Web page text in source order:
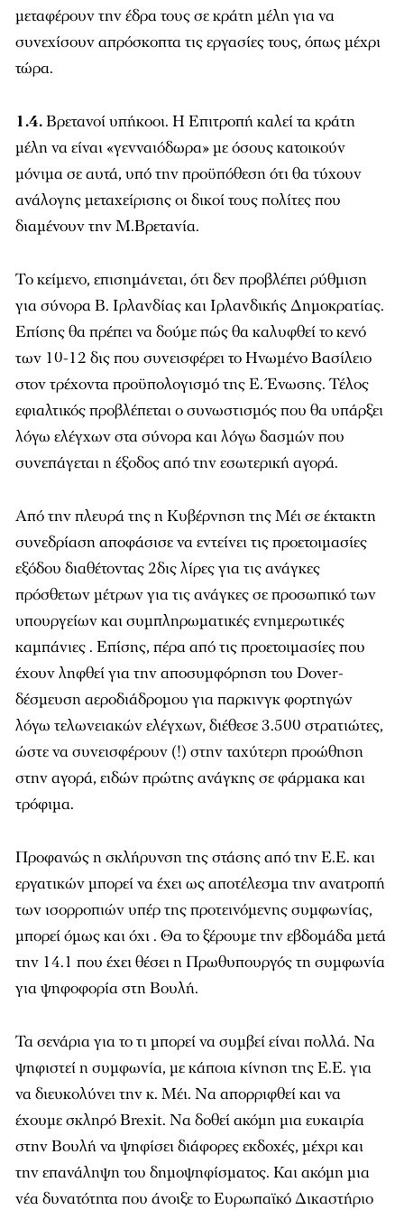
μεταφέρουν την έδρα τους σε κράτη μέλη για να
συνεχίσουν απρόσκοπτα τις εργασίες τους, όπως μέχρι
τώρα.
1.4.Βρετανοί υπήκοοι. Η Επιτροπή καλεί τα κράτη
μέλη να είναι «γενναιόδωρα» με όσους κατοικούν
μόνιμα σε αυτά, υπό την προϋπόθεση ότι θα τύχουν
ανάλογης μεταχείρισης οι δικοί τους πολίτες που
διαμένουν την Μ.Βρετανία.
Το κείμενο, επισημάνεται, ότι δεν προβλέπει ρύθμιση
για σύνορα Β. Ιρλανδίας και Ιρλανδικής Δημοκρατίας.
Επίσης θα πρέπει να δούμε πώς θα καλυφθεί το κενό
των 10-12 δις που συνεισφέρει το Ηνωμένο Βασίλειο
στον τρέχοντα προϋπολογισμό της Ε. Ένωσης. Τέλος
εφιαλτικός προβλέπεται ο συνωστισμός που θα υπάρξει
λόγω ελέγχων στα σύνορα και λόγω δασμών που
συνεπάγεται η έξοδος από την εσωτερική αγορά.
Από την πλευρά της η Κυβέρνηση της Μέι σε έκτακτη
συνεδρίαση αποφάσισε να εντείνει τις προετοιμασίες
εξόδου διαθέτοντας 2δις λίρες για τις ανάγκες
πρόσθετων μέτρων για τις ανάγκες σε προσωπικό των
υπουργείων και συμπληρωματικές ενημερωτικές
καμπάνιες . Επίσης, πέρα από τις προετοιμασίες που
έχουν ληφθεί για την αποσυμφόρηση του Dover-
δέσμευση αεροδιάδρομου για παρκινγκ φορτηγών
λόγω τελωνειακών ελέγχων, διέθεσε 3.500 στρατιώτες,
ώστε να συνεισφέρουν (!) στην ταχύτερη προώθηση
στην αγορά, ειδών πρώτης ανάγκης σε φάρμακα και
τρόφιμα.
Προφανώς η σκλήρυνση της στάσης από την Ε.Ε. και
εργατικών μπορεί να έχει ως αποτέλεσμα την ανατροπή
των ισορροπιών υπέρ της προτεινόμενης συμφωνίας,
μπορεί όμως και όχι . Θα το ξέρουμε την εβδομάδα μετά
την 14.1 που έχει θέσει η Πρωθυπουργός τη συμφωνία
για ψηφοφορία στη Βουλή.
Τα σενάρια για το τι μπορεί να συμβεί είναι πολλά. Να
ψηφιστεί η συμφωνία, με κάποια κίνηση της Ε.Ε. για
να διευκολύνει την κ. Μέι. Να απορριφθεί και να
έχουμε σκληρό Brexit. Να δοθεί ακόμη μια ευκαιρία
στην Βουλή να ψηφίσει διάφορες εκδοχές, μέχρι και
την επανάληψη του δημοψηφίσματος. Και ακόμη μια
νέα δυνατότητα που άνοιξε το Ευρωπαϊκό Δικαστήριο